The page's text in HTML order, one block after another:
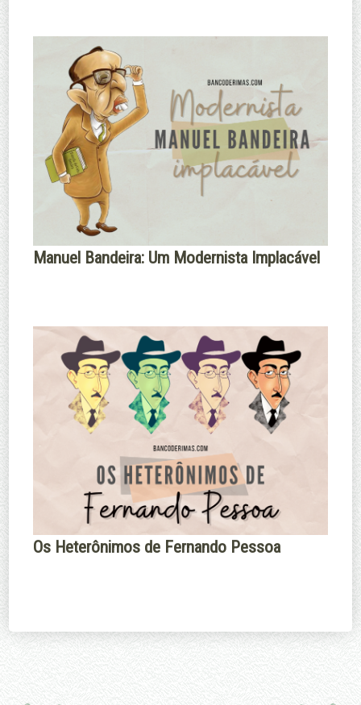
Manuel Bandeira: Um Modernista Implacável
Os Heterônimos de Fernando Pessoa